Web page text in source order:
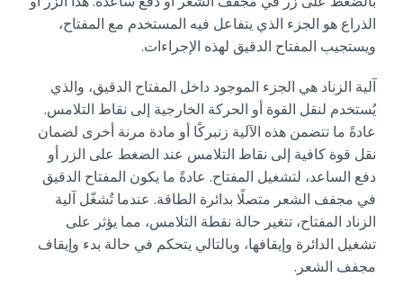
الذراع هو الجزء الذي يتفاعل فيه المستخدم مع المفتاح،
ويستجيب المفتاح الدقيق لهذه الإجراءات.
آلية الزناد هي الجزء الموجود داخل المفتاح الدقيق، والذي
يُستخدم لنقل القوة أو الحركة الخارجية إلى نقاط التلامس.
عادةً ما تتضمن هذه الآلية زنبركًا أو مادة مرنة أخرى لضمان
نقل قوة كافية إلى نقاط التلامس عند الضغط على الزر أو
دفع الساعد، لتشغيل المفتاح. عادةً ما يكون المفتاح الدقيق
في مجفف الشعر متصلًا بدائرة الطاقة. عندما تُشغّل آلية
الزناد المفتاح، تتغير حالة نقطة التلامس، مما يؤثر على
تشغيل الدائرة وإيقافها، وبالتالي يتحكم في حالة بدء وإيقاف
مجفف الشعر.